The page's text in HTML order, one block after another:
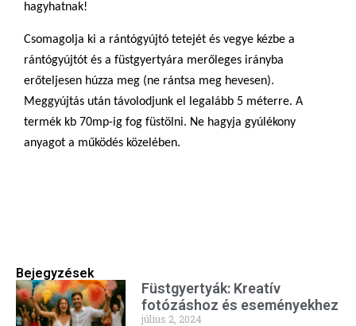
hagyhatnak!
Csomagolja ki a rántógyújtó tetejét és vegye kézbe a
rántógyújtót és a füstgyertyára merőleges irányba
erőteljesen húzza meg (ne rántsa meg hevesen).
Meggyújtás után távolodjunk el legalább 5 méterre. A
termék kb 70mp-ig fog füstölni. Ne hagyja gyúlékony
anyagot a működés közelében.
Bejegyzések
Füstgyertyák: Kreatív
fotózáshoz és eseményekhez
július 2, 2024